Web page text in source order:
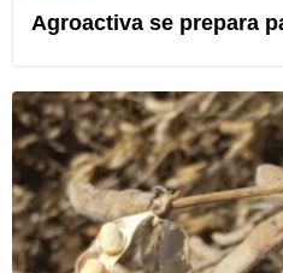
Agroactiva se prepara